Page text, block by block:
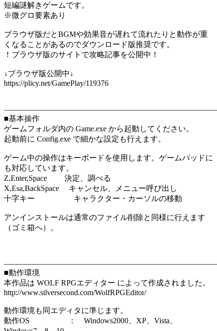
短編謎解きゲームです。
※微グロ要素あり
ブラウザ版だとBGMや効果音が遅れて流れたりと動作が重
くなることがあるのでダウンロード版推奨です。
！ブラウザ版のサイトで攻略記事を公開中！
↓ブラウザ版公開中↓
https://plicy.net/GamePlay/119376
■基本操作
ゲームフォルダ内の Game.exe から起動してください。
起動前に Config.exe で細かな設定も行えます。
ゲーム中の操作はキーボードを使用します。ゲームパッドに
も対応しています。
Z,Enter,Space 決定、調べる
X,Esa,BackSpace キャンセル、メニュー呼び出し
十字キー キャラクター・カーソルの移動
アンインストールは通常のファイル削除と同様に行えます
（ゴミ箱へ）。
■動作環境
本作品は WOLF RPGエディター によって作成されました。
http://www.silversecond.com/WolfRPGEditor/
動作環境も同エディタに準じます。
動作OS ： Windows2000、XP、Vista、